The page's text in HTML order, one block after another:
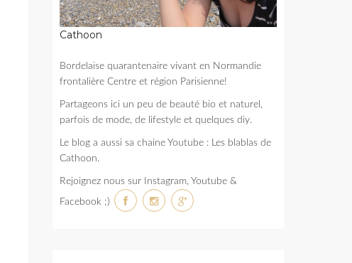
Cathoon
Bordelaise quarantenaire vivant en Normandie
frontalière Centre et région Parisienne!
Partageons ici un peu de beauté bio et naturel,
parfois de mode, de lifestyle et quelques diy.
Le blog a aussi sa chaine Youtube : Les blablas de
Cathoon.
Rejoignez nous sur Instagram, Youtube &
Facebook ;)